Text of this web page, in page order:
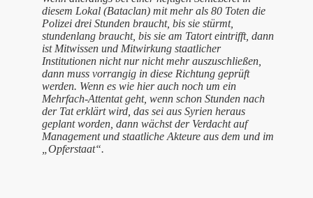
diesem Lokal (Bataclan) mit mehr als 80 Toten die
Polizei drei Stunden braucht, bis sie stürmt,
stundenlang braucht, bis sie am Tatort eintrifft, dann
ist Mitwissen und Mitwirkung staatlicher
Institutionen nicht nur nicht mehr auszuschließen,
dann muss vorrangig in diese Richtung geprüft
werden. Wenn es wie hier auch noch um ein
Mehrfach-Attentat geht, wenn schon Stunden nach
der Tat erklärt wird, das sei aus Syrien heraus
geplant worden, dann wächst der Verdacht auf
Management und staatliche Akteure aus dem und im
„Opferstaat“.